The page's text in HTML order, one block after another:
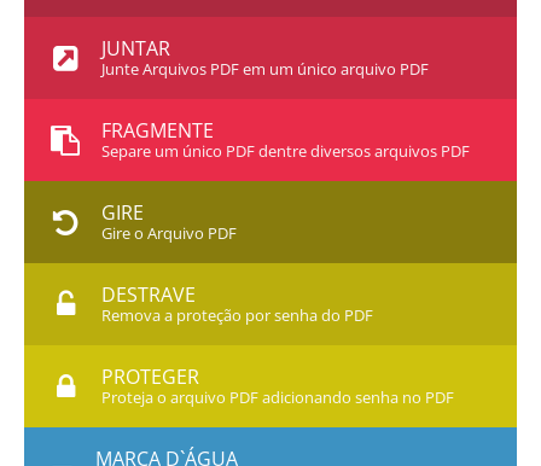
JUNTAR
Junte Arquivos PDF em um único arquivo PDF
FRAGMENTE
Separe um único PDF dentre diversos arquivos PDF
GIRE
Gire o Arquivo PDF
DESTRAVE
Remova a proteção por senha do PDF
PROTEGER
Proteja o arquivo PDF adicionando senha no PDF
MARCA D`ÁGUA